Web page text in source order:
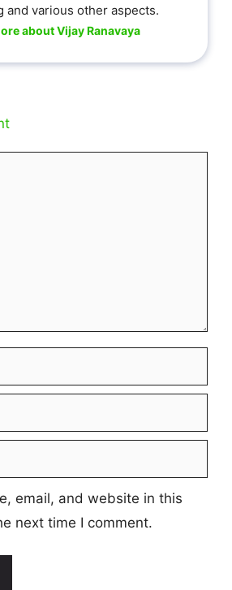
and various other aspects.
about Vijay Ranavaya
email, and website in this
next time I comment.